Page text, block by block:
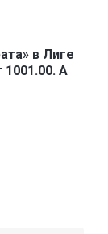
в Лиге
А